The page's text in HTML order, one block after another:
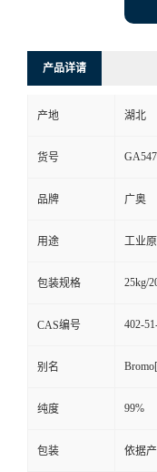
产品详请
产地 湖北
货号
品牌 广奥
用途 工业
包装规格 25kg/
CAS编号 402-
别名
纯度 99%
包装 依据